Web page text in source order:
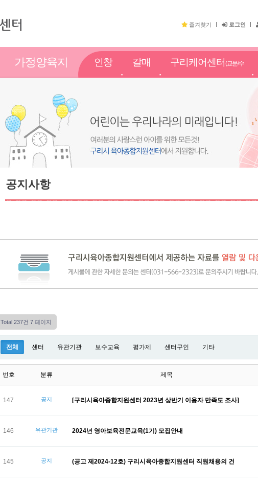
즐겨찾기 로그인
가정양육지
인창 갈매 구리케어센터 (교문/수
공지사항
Total 237건 7 페이지
전체 센터 유관기관 보수교육 평가제 센터구인 기타
번호 분류 제목
147 공지 [구리시육아종합지원센터 2023년 상반기 이용자 만족도 조사]
146 유관기관 2024년 영아보육전문교육(1기) 모집안내
145 공지 (공고 제2024-12호) 구리시육아종합지원센터 직원채용의 건